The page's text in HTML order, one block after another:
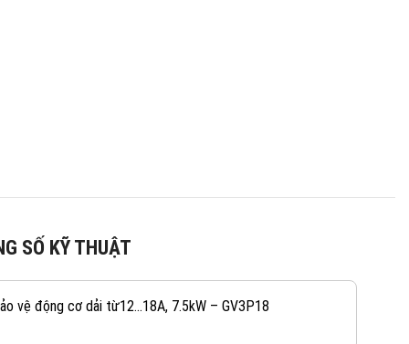
SỐ KỸ THUẬT
vệ động cơ dải từ12…18A, 7.5kW – GV3P18
KINH DOANH 1: 082 234 2688